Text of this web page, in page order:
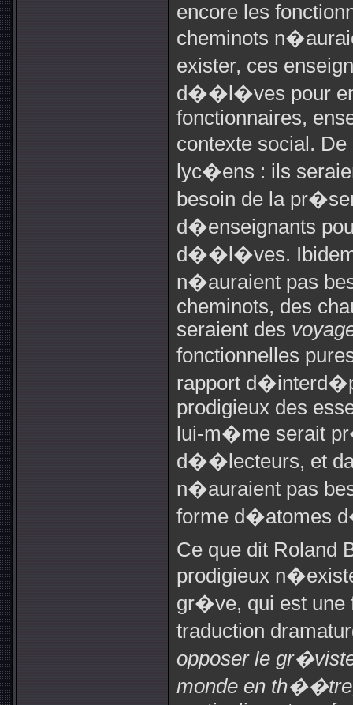
encore les
cheminots
exister, ces
d��l�ves pour
fonctionnaires,
contexte social.
lyc�ens : ils
besoin de la
d�enseignants
d��l�ves. Ibidem
n�auraient pas
cheminots, des
seraient des
fonctionnelles
rapport
prodigieux des
lui-m�me serait
d��lecteurs, et
n�auraient pas
forme d�atomes
Ce que dit Roland
prodigieux
gr�ve, qui est une
traduction
opposer le
monde en